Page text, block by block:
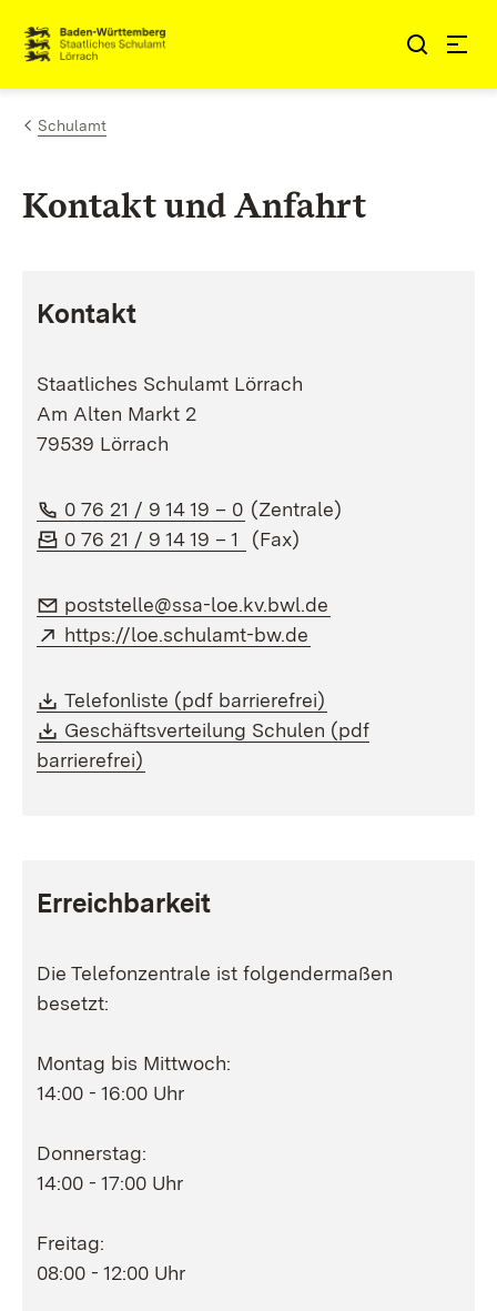
Zum Inhalt springen
Link zur Startseite
Schulamt
Kontakt und Anfahrt
Kontakt
Staatliches Schulamt Lörrach
Am Alten Markt 2
79539 Lörrach
Telefon:
0 76 21 / 9 14 19 – 0 (Öffnet in neuem Fenster)
(Zentrale)
Fax:
0 76 21 / 9 14 19 – 1 (Öffnet in neuem Fenster)
(Fax)
E-Mail:
poststelle@ssa-loe.kv.bwl.de
Extern:
https://loe.schulamt-bw.de
Download:
Telefonliste (pdf barrierefrei)
Download:
Geschäftsverteilung Schulen (pdf
barrierefrei)
Erreichbarkeit
Die Telefonzentrale ist folgendermaßen
besetzt:
Montag bis Mittwoch:
14:00 - 16:00 Uhr
Donnerstag:
14:00 - 17:00 Uhr
Freitag:
08:00 - 12:00 Uhr